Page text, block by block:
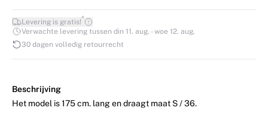
Levering is gratis!*
Verwachte levering tussen din 11. aug. - woe 12. aug.
30 dagen volledig retourrecht
Beschrijving
Het model is 175 cm. lang en draagt maat S / 36.